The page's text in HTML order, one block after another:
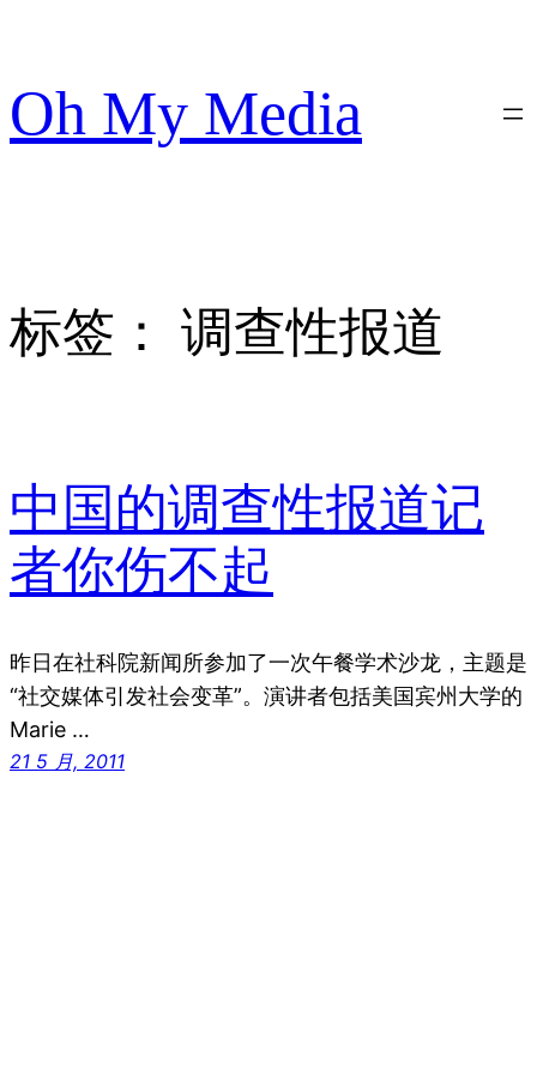
内
容
Oh My Media
标签： 调查性报道
中国的调查性报道记
者你伤不起
昨日在社科院新闻所参加了一次午餐学术沙龙，主题是
“社交媒体引发社会变革”。演讲者包括美国宾州大学的
Marie …
21 5 月, 2011